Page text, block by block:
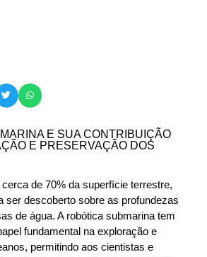
E SUA CONTRIBUIÇÃO
E PRESERVAÇÃO DOS
de 70% da superfície terrestre,
ser descoberto sobre as profundezas
de água. A robótica submarina tem
fundamental na exploração e
permitindo aos cientistas e